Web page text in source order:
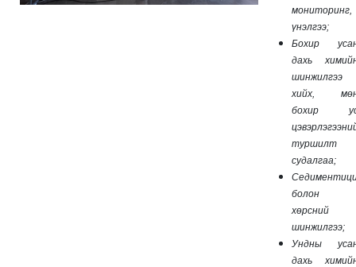
мониторинг,
үнэлгээ;
Бохир
дахь
шинжилгээ
хийх,
бохир
туршилт
судалгаа;
болон
хөрсний
шинжилгээ;
Ундны
дахь